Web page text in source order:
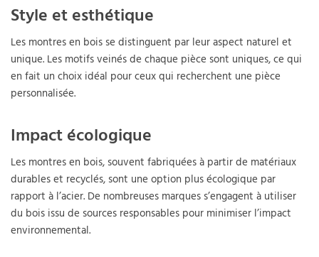
Style et esthétique
Les montres en bois se distinguent par leur aspect naturel et
unique. Les motifs veinés de chaque pièce sont uniques, ce qui
en fait un choix idéal pour ceux qui recherchent une pièce
personnalisée.
Impact écologique
Les montres en bois, souvent fabriquées à partir de matériaux
durables et recyclés, sont une option plus écologique par
rapport à l’acier. De nombreuses marques s’engagent à utiliser
du bois issu de sources responsables pour minimiser l’impact
environnemental.